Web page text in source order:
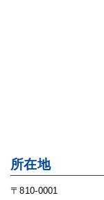
所在地
〒810-0001